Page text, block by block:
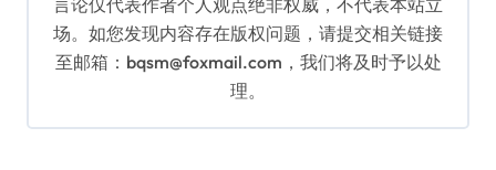
场。如您发现内容存在版权问题，请提交相关链接
至邮箱：bqsm@foxmail.com，我们将及时予以处
理。